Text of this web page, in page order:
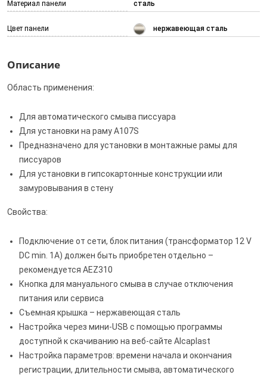
Материал панели сталь
Цвет панели нержавеющая сталь
Описание
Область применения:
Для автоматического смыва писсуара
Для установки на раму A107S
Предназначено для установки в монтажные рамы для
писсуаров
Для установки в гипсокартонные конструкции или
замуровывания в стену
Свойства:
Подключение от сети, блок питания (трансформатор 12 V
DC min. 1A) должен быть приобретен отдельно –
рекомендуется AEZ310
Кнопка для мануального смыва в случае отключения
питания или сервиса
Съемная крышка – нержавеющая сталь
Настройка через мини-USB с помощью программы
доступной к скачиванию на веб-сайте Alcaplast
Настройка параметров: времени начала и окончания
регистрации, длительности смыва, автоматического